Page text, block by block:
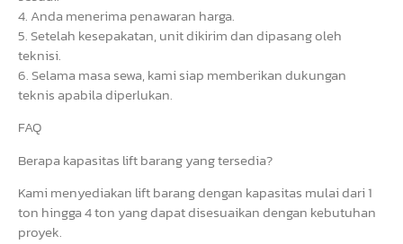
4. Anda menerima penawaran harga.
5. Setelah kesepakatan, unit dikirim dan dipasang oleh
teknisi.
6. Selama masa sewa, kami siap memberikan dukungan
teknis apabila diperlukan.
FAQ
Berapa kapasitas lift barang yang tersedia?
Kami menyediakan lift barang dengan kapasitas mulai dari 1
ton hingga 4 ton yang dapat disesuaikan dengan kebutuhan
proyek.